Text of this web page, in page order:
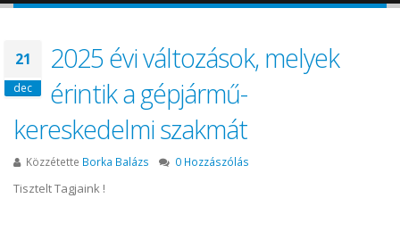
21
dec
2025 évi változások, melyek
érintik a gépjármű-
kereskedelmi szakmát
Közzétette Borka Balázs 0 Hozzászólás
Tisztelt Tagjaink !